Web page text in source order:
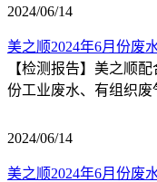
2024/06/14
美之顺2024年6月份废
【检测报告】美之顺
份工业废水、有组织废
2024/06/14
美之顺2024年6月份废